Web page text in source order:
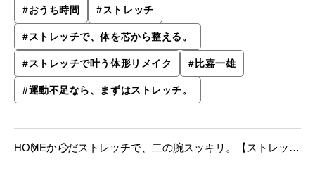
#おうち時間 #ストレッチ
#ストレッチで、体を芯から整える。
#ストレッチで叶う体形リメイク # 比嘉一雄
#運動不足なら、まずはストレッチ。
HOMEからだストレッチで、二の腕スッキリ。【ストレッチ